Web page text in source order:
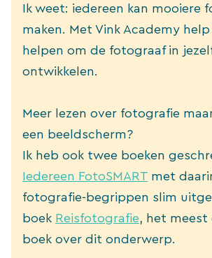
Ik weet: iedereen kan mooiere
maken. Met Vink Academy
helpen om de fotograaf in
ontwikkelen.
Meer lezen over fotografie
een beeldscherm?
Ik heb ook twee boeken
Iedereen FotoSMART met
fotografie-begrippen slim
boek Reisfotografie, het
boek over dit onderwerp.